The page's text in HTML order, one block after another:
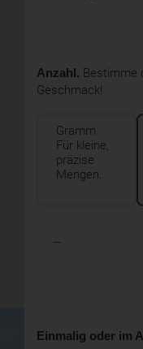
Anzahl. Bestimme
Geschmack!
Gramm
Für kleine,
präzise
Mengen.
Einmalig oder im